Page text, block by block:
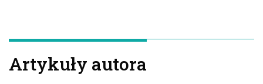
Artykuły autora